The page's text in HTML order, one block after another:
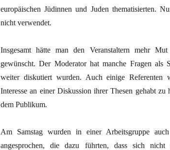
europäischen Jüdinnen und Juden thematisierten.
nicht verwendet.
Insgesamt hätte man den Veranstaltern mehr
gewünscht. Der Moderator hat manche Fragen als
weiter diskutiert wurden. Auch einige Referenten
Interesse an einer Diskussion ihrer Thesen gehabt
dem Publikum.
Am Samstag wurden in einer Arbeitsgruppe
angesprochen, die dazu führten, dass sich